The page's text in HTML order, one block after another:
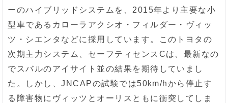
ーのハイブリッドシステムを、2015年より主要な小
型車であるカローラアクシオ・フィルダー・ヴィッ
ツ・シエンタなどに採用しています。このトヨタの
次期主力システム、セーフティセンスCは、最新なの
でスバルのアイサイト並の結果を期待していまし
た。しかし、JNCAPの試験では50km/hから停止す
る障害物にヴィッツとオーリスともに衝突してしま